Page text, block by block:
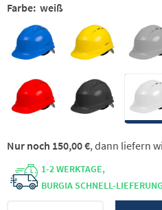
Farbe: weiß
1-2 WERKTAGE,
BURGIA SCHNELL-LIEFERUNG
Nur noch 150,00 €, dann liefern